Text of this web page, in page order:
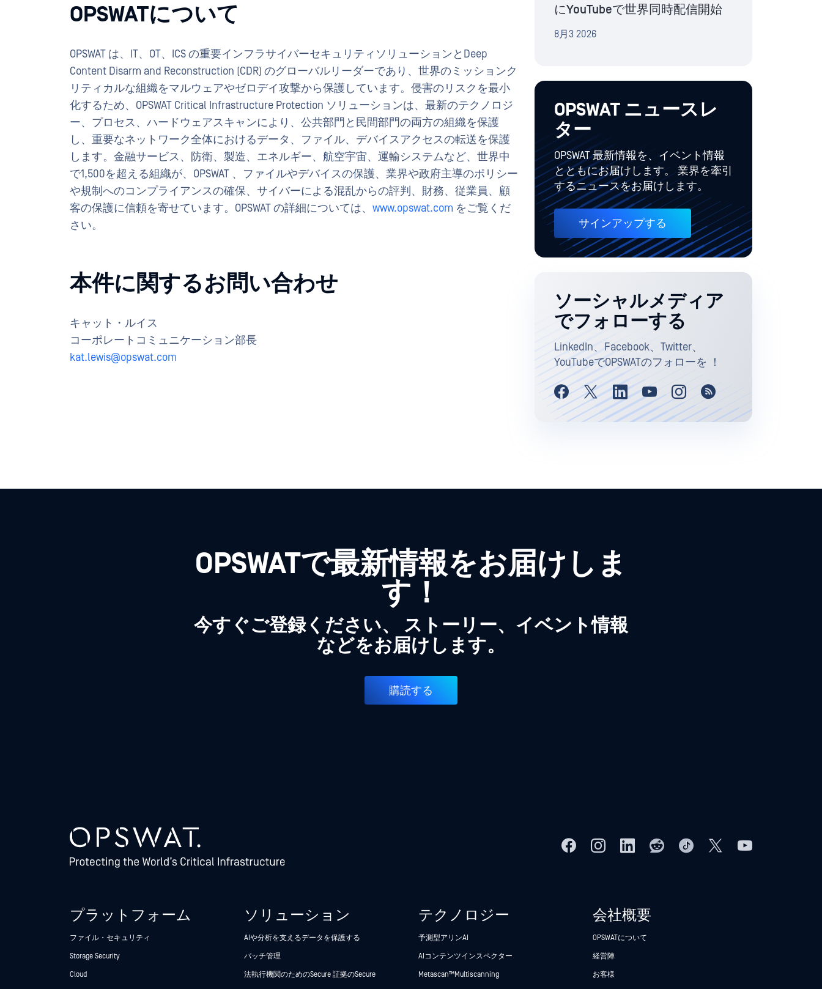
OPSWATについて
OPSWAT は、IT、OT、ICS の重要インフラサイバーセキュリティソリューションとDeep
Content Disarm and Reconstruction (CDR) のグローバルリーダーであり、世界のミッションク
リティカルな組織をマルウェアやゼロデイ攻撃から保護しています。侵害のリスクを最小
化するため、OPSWAT Critical Infrastructure Protection ソリューションは、最新のテクノロジ
ー、プロセス、ハードウェアスキャンにより、公共部門と民間部門の両方の組織を保護
し、重要なネットワーク全体におけるデータ、ファイル、デバイスアクセスの転送を保護
します。金融サービス、防衛、製造、エネルギー、航空宇宙、運輸システムなど、世界中
で1,500を超える組織が、OPSWAT 、ファイルやデバイスの保護、業界や政府主導のポリシー
や規制へのコンプライアンスの確保、サイバーによる混乱からの評判、財務、従業員、顧
客の保護に信頼を寄せています。OPSWAT の詳細については、 www.opswat.com をご覧くだ
さい。
本件に関するお問い合わせ
キャット・ルイス
コーポレートコミュニケーション部長
kat.lewis@opswat.com
にYouTubeで世界同時配信開始
8月3 2026
OPSWAT ニュースレ
ター
OPSWAT 最新情報を、イベント情報
とともにお届けします。 業界を牽引
するニュースをお届けします。
サインアップする
ソーシャルメディア
でフォローする
LinkedIn、Facebook、Twitter、
YouTubeでOPSWATのフォローを ！
OPSWATで最新情報をお届けしま
す！
今すぐご登録ください、 ストーリー、イベント情報
などをお届けします。
購読する
プラットフォーム
ファイル・セキュリティ
Storage Security
Cloud
ソリューション
AIや分析を支えるデータを保護する
パッチ管理
法執行機関のためのSecure 証拠のSecure
テクノロジー
予測型アリンAI
AIコンテンツインスペクター
Metascan™ Multiscanning
会社概要
OPSWATについて
経営陣
お客様